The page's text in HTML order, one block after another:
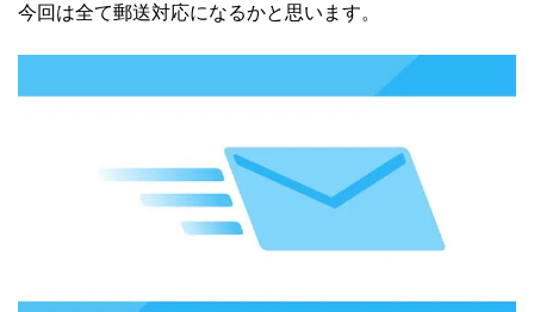
今回は全て郵送対応になるかと思います。